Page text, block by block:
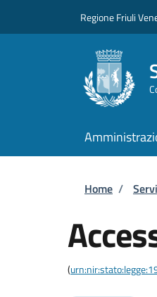
Regione Friuli
Home /
(